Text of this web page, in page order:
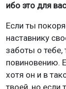
ибо это для
Если ты
наставнику
заботы о тебе,
повиновению.
хотя он и в